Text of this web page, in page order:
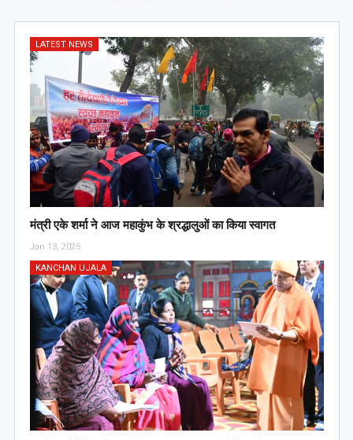
LATEST NEWS
मंत्री एके शर्मा ने आज महाकुंभ के श्रद्धालुओं का किया स्वागत
Jan 13, 2025
KANCHAN UJALA